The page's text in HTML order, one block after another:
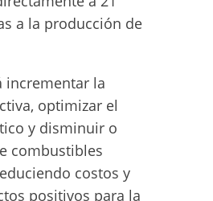
a la producción de
incrementar la
optimizar el
y disminuir o
combustibles
costos y
positivos para la